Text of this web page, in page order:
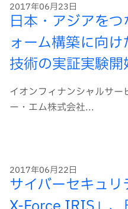
2017年06月23日
日本・アジアを
ォーム構築に向
技術の実証実験
イオンフィナンシャルサー
ー・エム株式会社...
2017年06月22日
サイバーセキュ